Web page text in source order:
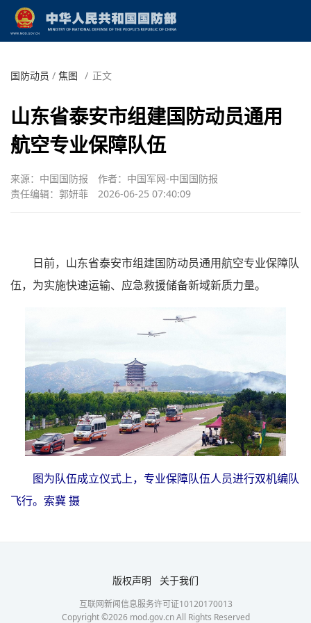
国防动员 / 焦图 / 正文
山东省泰安市组建国防动员通用
航空专业保障队伍
来源：中国国防报
作者：中国军网-中国国防报
责任编辑：郭妍菲
2026-06-25 07:40:09
日前，山东省泰安市组建国防动员通用航空专业保障队
伍，为实施快速运输、应急救援储备新域新质力量。
图为队伍成立仪式上，专业保障队伍人员进行双机编队
飞行。索冀 摄
版权声明 关于我们
互联网新闻信息服务许可证10120170013
Copyright ©2026mod.gov.cn All Rights Reserved